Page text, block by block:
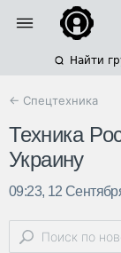
Найти
← Спецтехника
Техника
Украину
09:23, 12